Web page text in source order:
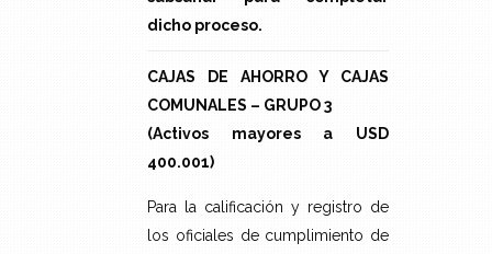
dicho proceso.
CAJAS DE AHORRO Y CAJAS
COMUNALES – GRUPO 3
(Activos mayores a USD
400.001)
Para la calificación y registro de
los oficiales de cumplimiento de